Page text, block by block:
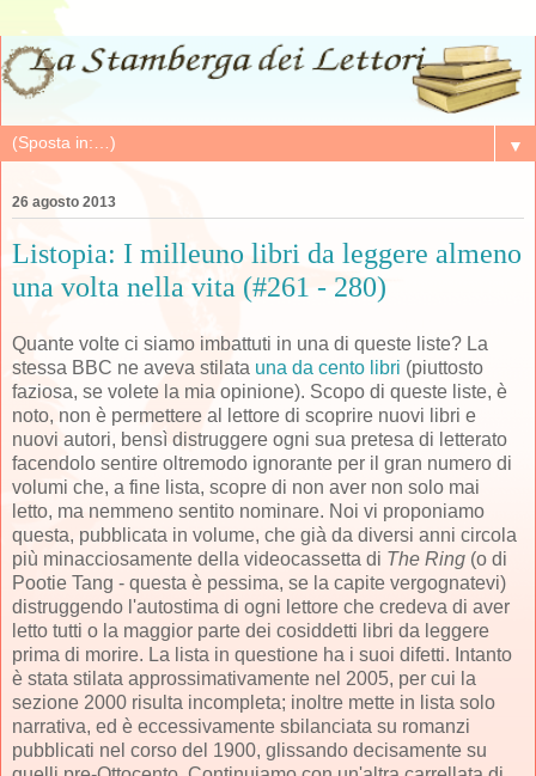
▼
26 agosto 2013
Listopia: I milleuno libri da leggere almeno
una volta nella vita (#261 - 280)
Quante volte ci siamo imbattuti in una di queste liste? La
stessa BBC ne aveva stilata una da cento libri (piuttosto
faziosa, se volete la mia opinione). Scopo di queste liste, è
noto, non è permettere al lettore di scoprire nuovi libri e
nuovi autori, bensì distruggere ogni sua pretesa di letterato
facendolo sentire oltremodo ignorante per il gran numero di
volumi che, a fine lista, scopre di non aver non solo mai
letto, ma nemmeno sentito nominare. Noi vi proponiamo
questa, pubblicata in volume, che già da diversi anni circola
più minacciosamente della videocassetta di The Ring (o di
Pootie Tang - questa è pessima, se la capite vergognatevi)
distruggendo l'autostima di ogni lettore che credeva di aver
letto tutti o la maggior parte dei cosiddetti libri da leggere
prima di morire. La lista in questione ha i suoi difetti. Intanto
è stata stilata approssimativamente nel 2005, per cui la
sezione 2000 risulta incompleta; inoltre mette in lista solo
narrativa, ed è eccessivamente sbilanciata su romanzi
pubblicati nel corso del 1900, glissando decisamente su